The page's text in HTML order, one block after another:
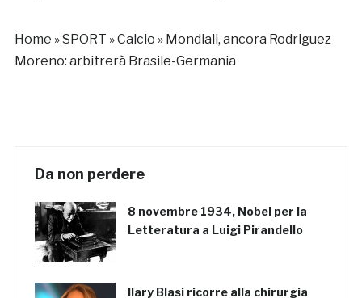
Home »SPORT »Calcio » Mondiali, ancora Rodriguez
Moreno: arbitrerà Brasile-Germania
Da non perdere
8 novembre 1934, Nobel per la
Letteratura a Luigi Pirandello
Ilary Blasi ricorre alla chirurgia